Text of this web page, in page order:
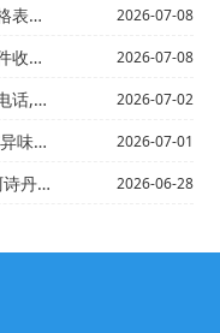
版本 2026-07-08
新版 2026-07-08
克斯... 2026-07-02
异味... 2026-07-01
不着... 2026-06-28